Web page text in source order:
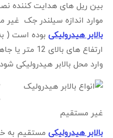
بین ریل های هدایت کننده
موارد اندازه سیلندر جک
بالابر هیدرولیکی بوده است (
وارد محل بالابر هیدرولیکی
غیر مستقیم
بالابر هیدرولیکی مستقیم به